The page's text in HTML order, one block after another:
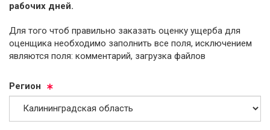
рабочих дней.
Для того чтоб правильно заказать оценку ущерба для
оценщика необходимо заполнить все поля, исключением
являются поля: комментарий, загрузка файлов
Ре­ги­он